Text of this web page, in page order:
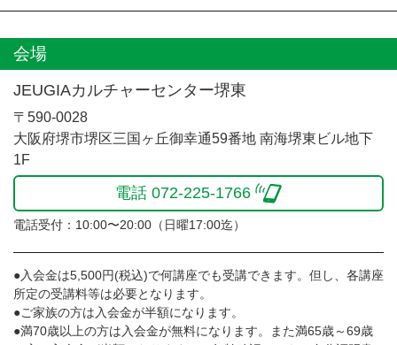
会場
JEUGIAカルチャーセンター堺東
〒590-0028
大阪府堺市堺区三国ヶ丘御幸通59番地 南海堺東ビル地下
1F
電話 072-225-1766
電話受付：10:00〜20:00（日曜17:00迄）
●入会金は5,500円(税込)で何講座でも受講できます。但し、各講座
所定の受講料等は必要となります。
●ご家族の方は入会金が半額になります。
●満70歳以上の方は入会金が無料になります。また満65歳～69歳